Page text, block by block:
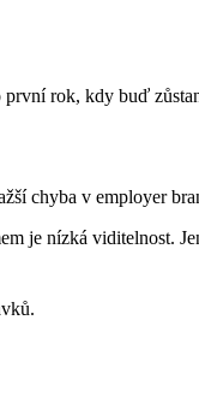
rok, kdy buď
chyba v employer
je nízká viditelnost.